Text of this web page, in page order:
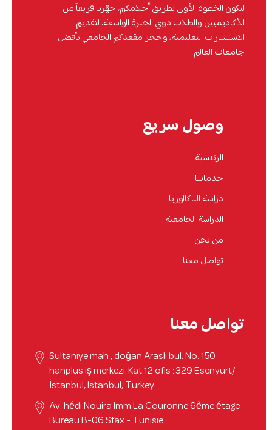
لنكون الخطوة الأولى بطريق أحلامكم، جهّزنا فريقاً من
الأكاديميين والطلاب ذوي الخبرة الواسعة، لتقديم
الاستشارات التعليمية، وحجز مقعدكم الجامعي بأفضل
جامعات العالم
وصول سريع
الرئيسية
خدماتنا
دراسة الباكالوريا
الدراسة الجامعية
من نحن
تواصل معنا
تواصل معنا
Sultanıye mah , doğan Araslı bul. No: 150
hanplus iş merkezi. Kat 12 ofis : 329 Esenyurt/
İstanbul, Istanbul, Turkey
Av. hédi Nouira Imm La Couronne 6ème étage
Bureau B-06 Sfax - Tunisie